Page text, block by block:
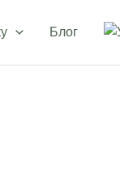
Блог